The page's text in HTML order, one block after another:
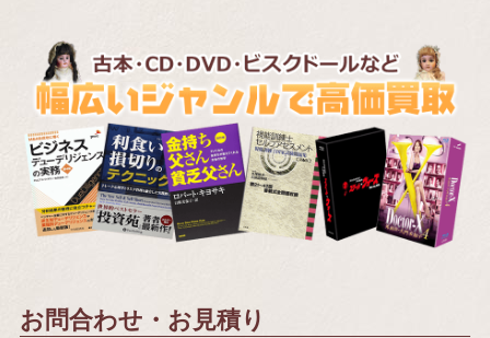
お問合わせ・お見積り